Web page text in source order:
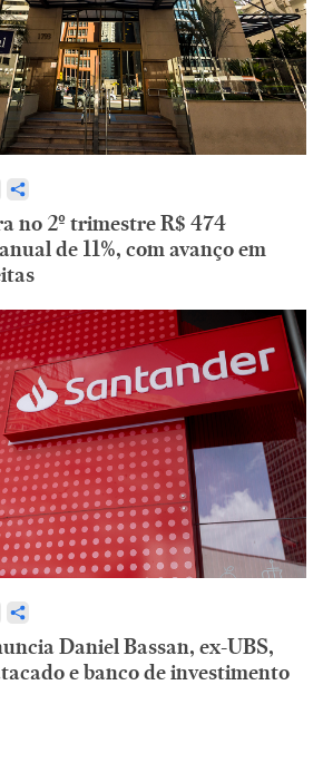
no 2º trimestre R$ 474
de 11%, com avanço em
Daniel Bassan, ex-UBS,
e banco de investimento